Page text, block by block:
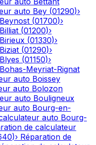
auto Bey (01290)›
Beynost (01700)›
Billiat (01200)›
Birieux (01330)›
Biziat (01290)›
Blyes (01150)›
Bohas-Meyriat-Rignat
auto Boissey
auto Bolozon
auto Bouligneux
auto Bourg-en-
auto Bourg-
de calculateur
)› Réparation de